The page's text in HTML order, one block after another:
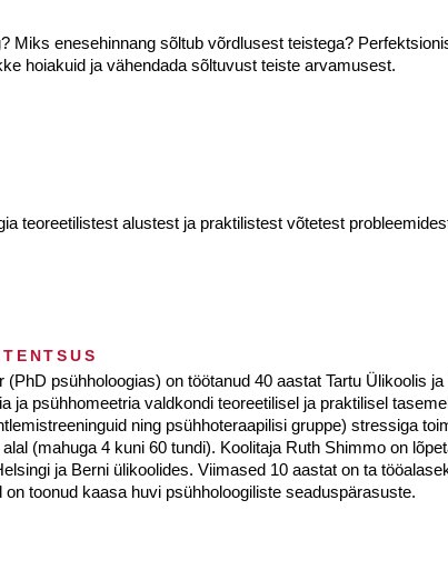
Miks enesehinnang sõltub võrdlusest teistega?
hoiakuid ja vähendada sõltuvust teiste arvamusest.
teoreetilistest alustest ja praktilistest võtetest
(PhD psühholoogias) on töötanud 40 aastat Tartu Ülikoolis
ja psühhomeetria valdkondi teoreetilisel ja praktilisel
ning psühhoteraapilisi gruppe) stressiga
(mahuga 4 kuni 60 tundi). Koolitaja Ruth Shimmo on
ja Berni ülikoolides. Viimased 10 aastat on ta
toonud kaasa huvi psühholoogiliste seaduspärasuste.